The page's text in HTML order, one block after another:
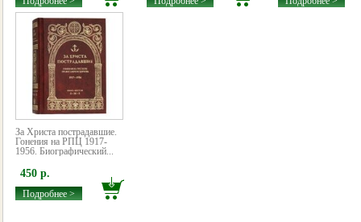
За Христа пострадавшие.
Гонения на РПЦ 1917-
1956. Биографический...
450 р.
Подробнее >